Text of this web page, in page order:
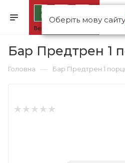
Оберіть мову сайту
Бар Предтрен 1
Головна — Бар Предтрен 1